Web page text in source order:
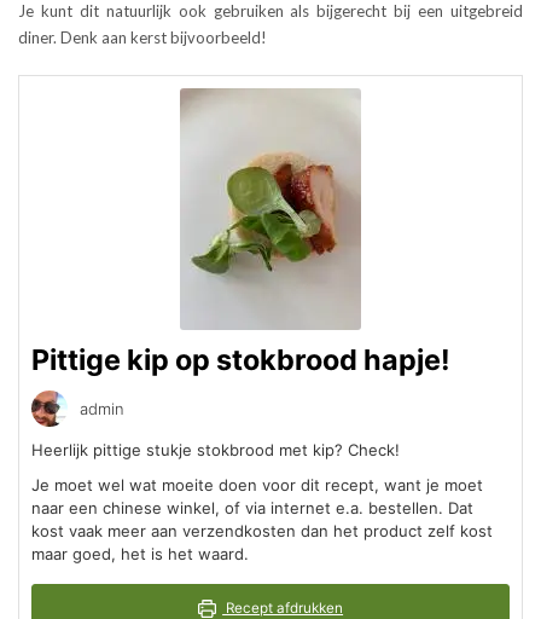
Je kunt dit natuurlijk ook gebruiken als bijgerecht bij een uitgebreid
diner. Denk aan kerst bijvoorbeeld!
Pittige kip op stokbrood hapje!
admin
Heerlijk pittige stukje stokbrood met kip? Check!
Je moet wel wat moeite doen voor dit recept, want je moet
naar een chinese winkel, of via internet e.a. bestellen. Dat
kost vaak meer aan verzendkosten dan het product zelf kost
maar goed, het is het waard.
Recept afdrukken